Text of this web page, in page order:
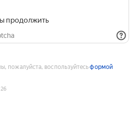
продолжить
пожалуйста, воспользуйтесьформой